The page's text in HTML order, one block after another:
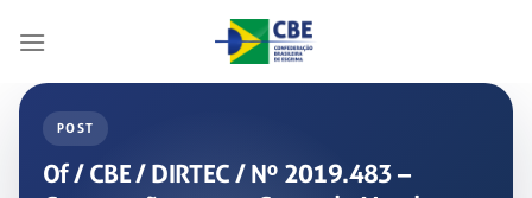
POST
Of / CBE / DIRTEC / Nº 2019.483 –